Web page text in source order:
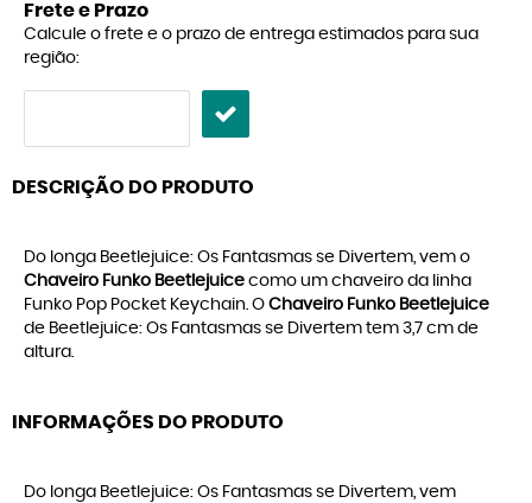
Frete e Prazo
Calcule o frete e o prazo de entrega estimados para sua
região:
DESCRIÇÃO DO PRODUTO
Do longa Beetlejuice: Os Fantasmas se Divertem, vem o
Chaveiro Funko Beetlejuice como um chaveiro da linha
Funko Pop Pocket Keychain. O Chaveiro Funko Beetlejuice
de Beetlejuice: Os Fantasmas se Divertem tem 3,7 cm de
altura.
INFORMAÇÕES DO PRODUTO
Do longa Beetlejuice: Os Fantasmas se Divertem, vem